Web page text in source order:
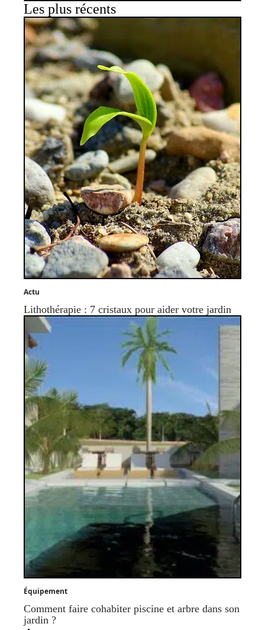
Les plus récents
Actu
Lithothérapie : 7 cristaux pour aider votre jardin
Équipement
Comment faire cohabiter piscine et arbre dans son
jardin ?